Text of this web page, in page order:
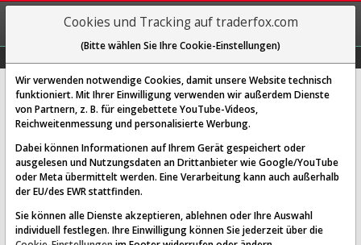
REGIS-
TRIEREN
Meta Financial Group Aktie:
Realtime-Kurs & Analyse (A0DQFX
| CASH)
SCORING SYSTEMS:
Qualitäts-Check Dividenden-Check
Wachstums-Check
Cookies und Tracking auf traderfox.com
(Bitte wählen Sie Ihre Cookie-Einstellungen)
Wir verwenden notwendige Cookies, damit unsere Website technisch
funktioniert. Mit Ihrer Einwilligung verwenden wir außerdem Dienste
von Partnern, z. B. für eingebettete YouTube-Videos,
Reichweitenmessung und personalisierte Werbung.
Dabei können Informationen auf Ihrem Gerät gespeichert oder
ausgelesen und Nutzungsdaten an Drittanbieter wie Google/YouTube
oder Meta übermittelt werden. Eine Verarbeitung kann auch außerhalb
der EU/des EWR stattfinden.
Sie können alle Dienste akzeptieren, ablehnen oder Ihre Auswahl
individuell festlegen. Ihre Einwilligung können Sie jederzeit über die